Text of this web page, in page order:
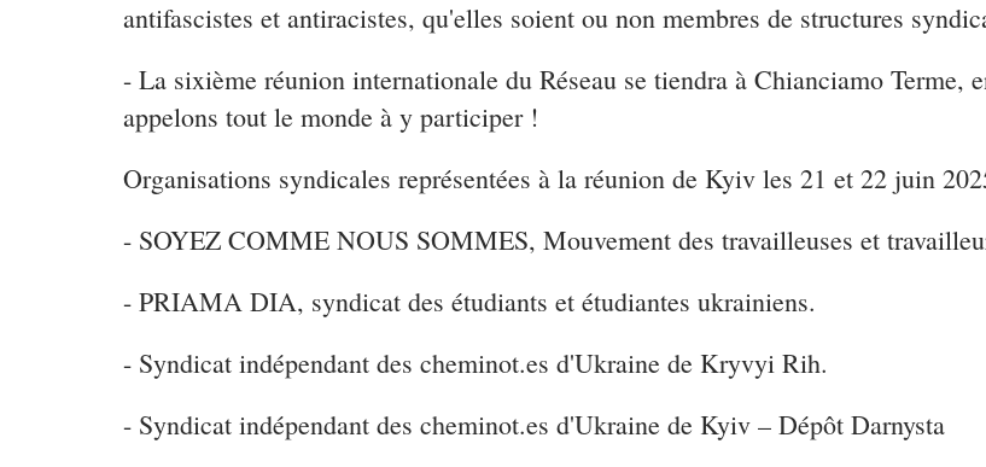
antifascistes et antiracistes, qu'elles soient ou non membres de structures
- La sixième réunion internationale du Réseau se tiendra à Chianciamo Terme,
appelons tout le monde à y participer !
Organisations syndicales représentées à la réunion de Kyiv les 21 et 22 juin
- SOYEZ COMME NOUS SOMMES, Mouvement des travailleuses et
- PRIAMA DIA, syndicat des étudiants et étudiantes ukrainiens.
- Syndicat indépendant des cheminot.es d'Ukraine de Kryvyi Rih.
- Syndicat indépendant des cheminot.es d'Ukraine de Kyiv – Dépôt Darnysta